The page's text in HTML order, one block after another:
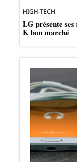
HIGH-TECH
LG présente
K bon marché